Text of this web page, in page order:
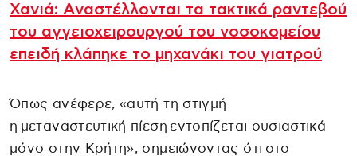
Χανιά: Aναστέλλονται τα τακτικά ραντεβού
του αγγειοχειρουργού του νοσοκομείου
επειδή κλάπηκε το μηχανάκι του γιατρού
Όπως ανέφερε, «αυτή τη στιγμή
η μεταναστευτική πίεση εντοπίζεται ουσιαστικά
μόνο στην Κρήτη», σημειώνοντας ότι στο